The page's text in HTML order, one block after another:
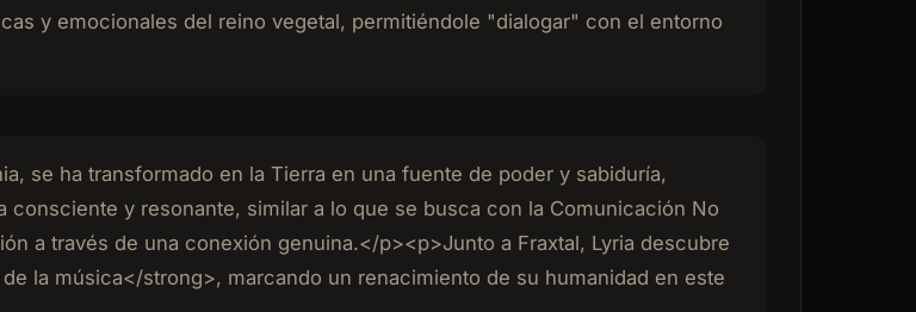
y emocionales del reino vegetal, permitiéndole "dialogar" con el entorno
se ha transformado en la Tierra en una fuente de poder y sabiduría,
y resonante, similar a lo que se busca con la Comunicación No
a través de una conexión genuina.</p><p>Junto a Fraxtal, Lyria descubre
la música</strong>, marcando un renacimiento de su humanidad en este